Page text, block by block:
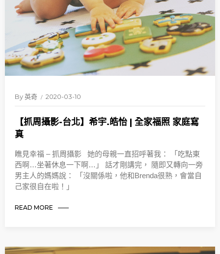
By英奇 2020-03-10
【抓周攝影-台北】希宇.皓怡 | 全家福照 家庭寫
真
瞧見幸福 – 抓周攝影 她的母親一直招呼著我： 「吃點東
西啊…坐著休息一下啊…」 話才剛講完， 隨即又轉向一旁
男主人的媽媽說： 「沒關係啦，他和Brenda很熟，會當自
己家很自在啦！」
READ MORE